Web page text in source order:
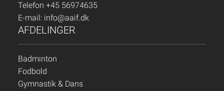
Telefon +45 56974635
E-mail: info@aaif.dk
AFDELINGER
Badminton
Fodbold
Gymnastik & Dans